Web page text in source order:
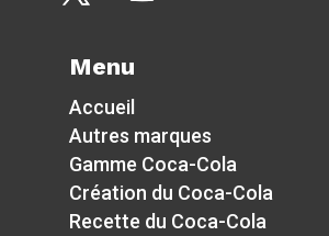
Menu
Accueil
Autres marques
Gamme Coca-Cola
Création du Coca-Cola
Recette du Coca-Cola